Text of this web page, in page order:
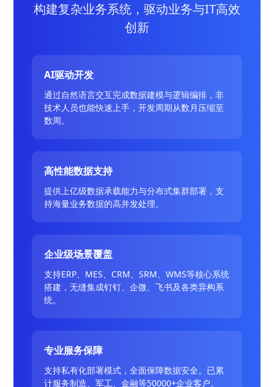
构建复杂业务系统，驱动业务与IT高效
创新
AI驱动开发
通过自然语言交互完成数据建模与逻辑编排，非
技术人员也能快速上手，开发周期从数月压缩至
数周。
高性能数据支持
提供上亿级数据承载能力与分布式集群部署，支
持海量业务数据的高并发处理。
企业级场景覆盖
支持ERP、MES、CRM、SRM、WMS等核心系统
搭建，无缝集成钉钉、企微、飞书及各类异构系
统。
专业服务保障
支持私有化部署模式，全面保障数据安全。已累
计服务制造、军工、金融等50000+企业客户。